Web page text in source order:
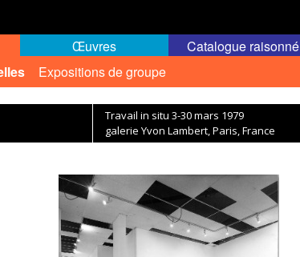
Expositions de groupe
Œuvres Catalogue raisonné
Travail in situ 3-30 mars 1979
galerie Yvon Lambert, Paris, France